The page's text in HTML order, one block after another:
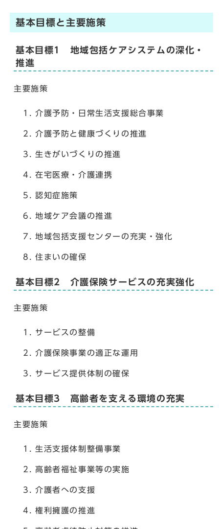
基本目標と主要施策
基本目標1 地域包括ケアシステムの深化・
推進
主要施策
介護予防・日常生活支援総合事業
介護予防と健康づくりの推進
生きがいづくりの推進
在宅医療・介護連携
認知症施策
地域ケア会議の推進
地域包括支援センターの充実・強化
住まいの確保
基本目標2 介護保険サービスの充実強化
主要施策
サービスの整備
介護保険事業の適正な運用
サービス提供体制の確保
基本目標3 高齢者を支える環境の充実
主要施策
生活支援体制整備事業
高齢者福祉事業等の実施
介護者への支援
権利擁護の推進